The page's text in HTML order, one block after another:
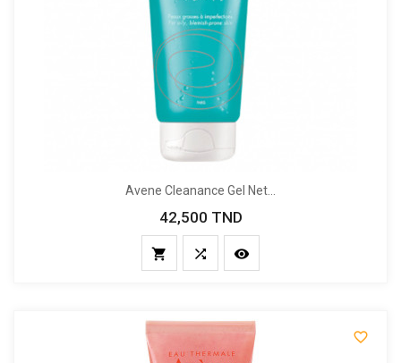
Avene Cleanance Gel Net...
Prix
42,500 TND
  
